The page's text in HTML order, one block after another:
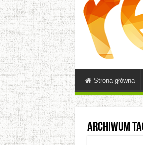
Strona główna
Archiwum